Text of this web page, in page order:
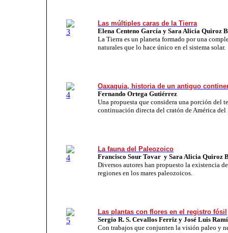
Las múltiples caras de la Tierra
Elena Centeno García y Sara Alicia Quiroz
La Tierra es un planeta formado por una
naturales que lo hace único en el sistema solar.
Oaxaquia, historia de un antiguo
Fernando Ortega Gutiérrez
Una propuesta que considera una porción del
continuación directa del cratón de América del
La fauna del Paleozoico
Francisco Sour Tovar y Sara Alicia Quiroz
Diversos autores han propuesto la existencia
regiones en los mares paleozoicos.
Las plantas con flores en el registro fósil
Sergio R. S. Cevallos Ferriz y José Luis
Con trabajos que conjunten la visión paleo y